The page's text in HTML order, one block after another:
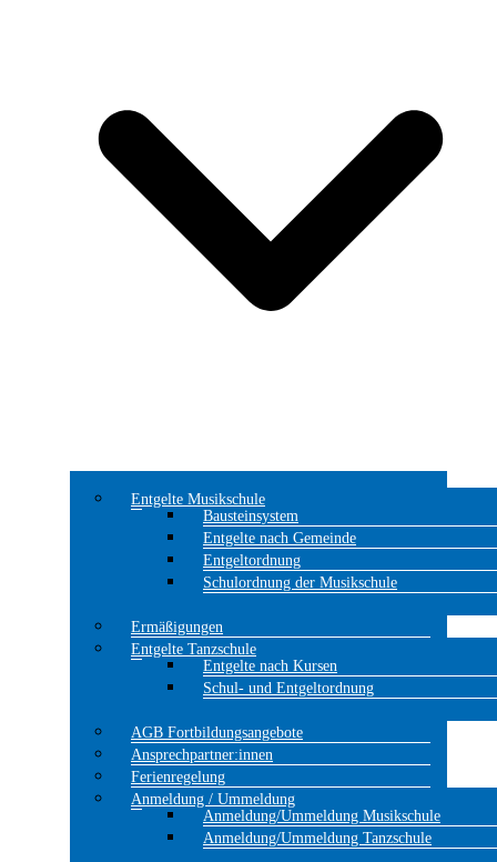
Entgelte Musikschule
Bausteinsystem
Entgelte nach Gemeinde
Entgeltordnung
Schulordnung der Musikschule
Ermäßigungen
Entgelte Tanzschule
Entgelte nach Kursen
Schul- und Entgeltordnung
AGB Fortbildungsangebote
Ansprechpartner:innen
Ferienregelung
Anmeldung / Ummeldung
Anmeldung/Ummeldung Musikschule
Anmeldung/Ummeldung Tanzschule